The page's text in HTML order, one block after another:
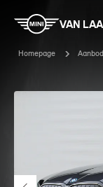
VAN
Homepage Aanbod